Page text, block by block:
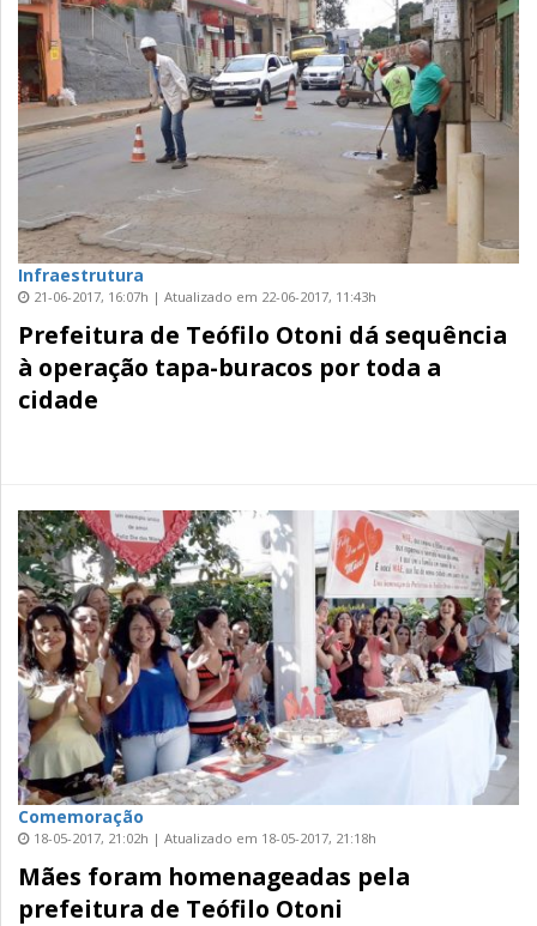
Infraestrutura
21-06-2017, 16:07h | Atualizado em 22-06-2017, 11:43h
Prefeitura de Teófilo Otoni dá sequência
à operação tapa-buracos por toda a
cidade
Comemoração
18-05-2017, 21:02h | Atualizado em 18-05-2017, 21:18h
Mães foram homenageadas pela
prefeitura de Teófilo Otoni